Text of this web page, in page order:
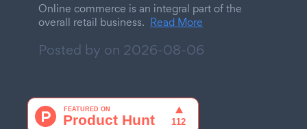
Online commerce is an integral part of the
overall retail business. Read More
Posted by on 2026-08-06